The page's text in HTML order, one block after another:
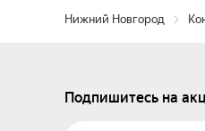
Нижний Новгород
Подпишитесь на